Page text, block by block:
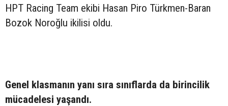
HPT Racing Team ekibi Hasan Piro Türkmen-Baran
Bozok Noroğlu ikilisi oldu.
Genel klasmanın yanı sıra sınıflarda da birincilik
mücadelesi yaşandı.